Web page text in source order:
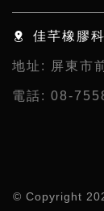
佳芊橡膠
地址: 屏東市
電話: 08-
© Copyright